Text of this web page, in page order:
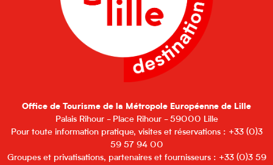
Office de Tourisme de la Métropole Européenne de Lille
Palais Rihour - Place Rihour - 59000 Lille
Pour toute information pratique, visites et réservations : +33 (0)3
59 57 94 00
Groupes et privatisations, partenaires et fournisseurs : +33 (0)3 59